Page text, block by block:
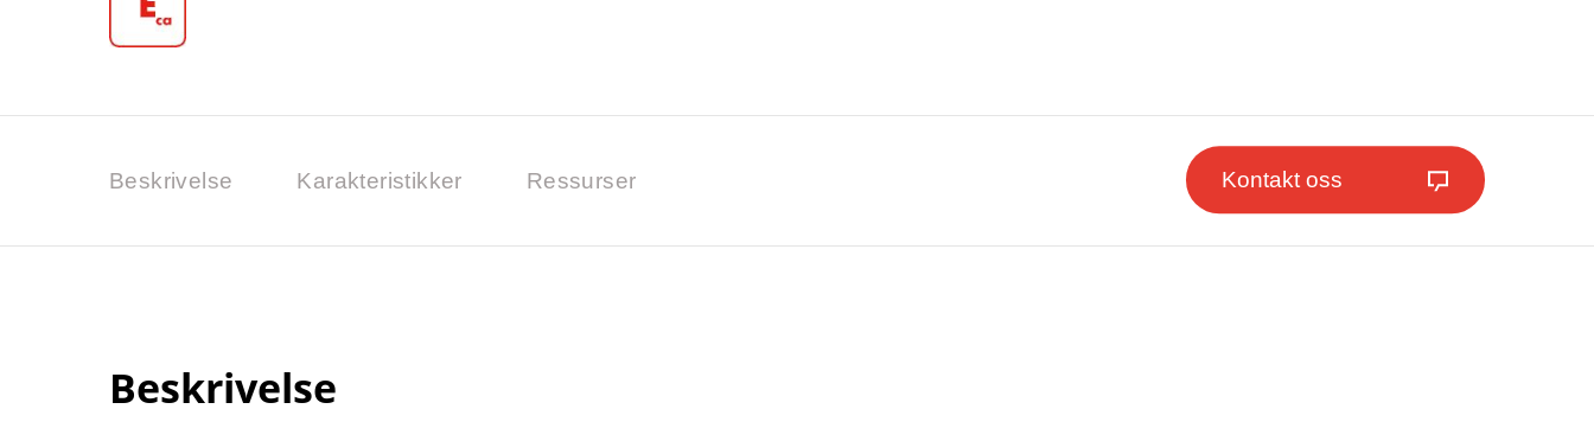
Beskrivelse Karakteristikker Ressurser Kontakt oss
Beskrivelse